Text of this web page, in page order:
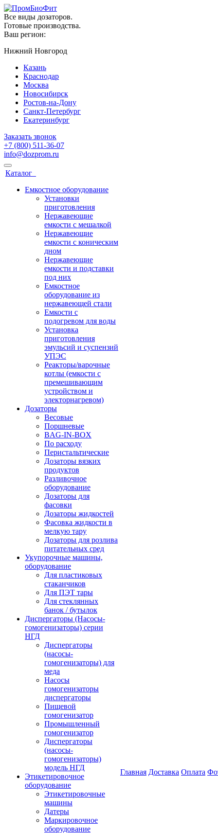
Все виды дозаторов.
Готовые производства.
Ваш регион:
Нижний Новгород
Казань
Краснодар
Москва
Новосибирск
Ростов-на-Дону
Санкт-Петербург
Екатеринбург
Заказать звонок
+7 (800) 511-36-07
info@dozprom.ru
Каталог
Емкостное оборудование
Установки
приготовления
Нержавеющие
емкости с мешалкой
Нержавеющие
емкости с коническим
дном
Нержавеющие
емкости и подставки
под них
Емкостное
оборудование из
нержавеющей стали
Емкости с
подогревом для воды
Установка
приготовления
эмульсий и суспензий
УПЭС
Реакторы/варочные
котлы (емкости с
премешивающим
устройством и
электорнагревом)
Дозаторы
Весовые
Поршневые
BAG-IN-BOX
По расходу
Перистальтические
Дозаторы вязких
продуктов
Разливочное
оборудование
Дозаторы для
фасовки
Дозаторы жидкостей
Фасовка жидкости в
мелкую тару
Дозаторы для розлива
питательных сред
Укупорочные машины,
оборудование
Для пластиковых
стаканчиков
Для ПЭТ тары
Для стеклянных
банок / бутылок
Диспергаторы (Насосы-
гомогенизаторы) серии
НГД
Диспергаторы
(насосы-
гомогенизаторы) для
меда
Насосы
гомогенизаторы
диспергаторы
Пищевой
гомогенизатор
Промышленный
гомогенизатор
Диспергаторы
(насосы-
гомогенизаторы)
модель НГД
Этикетировочное
оборудование
Этикетировочные
машины
Датеры
Маркировочное
оборудование
Главная Доставка Оплата